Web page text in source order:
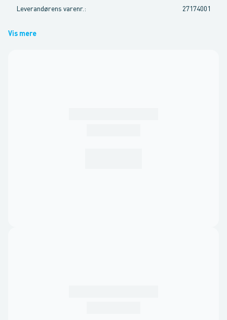
Leverandørens varenr. : 27174001
Vis mere